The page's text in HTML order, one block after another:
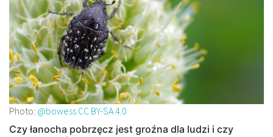
Photo: @bowess CC BY-SA 4.0
Czy łanocha pobrzęcz jest groźna dla ludzi i czy